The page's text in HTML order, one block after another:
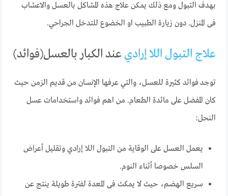
بهدف التبول ومع ذلك يمكن علاج هذه المشاكل بالعسل والاعشاب
فى المنزل. دون زيارة الطبيب او الخضوع للتدخل الجراحي.
علاج التبول اللا إرادي عند الكبار بالعسل(فوائد)
توجد فوائد كثيرة للعسل، والتي عرفها الإنسان من قديم الزمن حيث
كان المفضل على مائدة الطعام. من اهم فوائد واستخدامات عسل
النحل:
يعمل العسل على الوقاية من التبول اللا إرادي وتقليل أعراض
السلس خصوصا أثناء النوم.
سريع الهضم، حيث لا يمكث فى المعدة لفترة طويلة ينتج عن